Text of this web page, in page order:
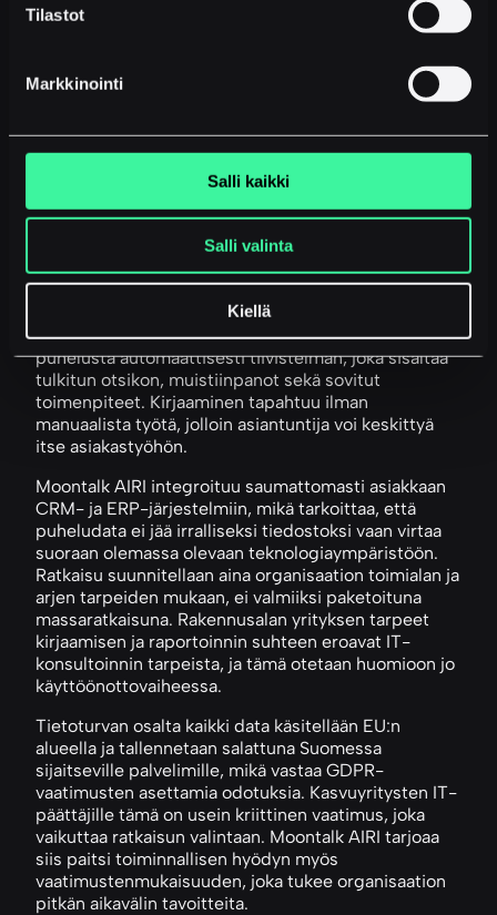
Tilastot
Markkinointi
Salli kaikki
Salli valinta
Kiellä
johtamisen kannalta oleellisia tietoja
, jotka syntyvät
Miten Moontalk AIRI
automatisoi
puhelumuistiinpanot
Moontalk AIRI on tekoälypohjainen assistentti, joka
on suunniteltu vastaamaan juuri niihin haasteisiin,
joita kasvuyritykset kohtaavat puhelukirjaamisessa ja
tiedolla johtamisessa. Palvelu muodostaa jokaisesta
puhelusta automaattisesti tiivistelmän, joka sisältää
tulkitun otsikon, muistiinpanot sekä sovitut
toimenpiteet. Kirjaaminen tapahtuu ilman
manuaalista työtä, jolloin asiantuntija voi keskittyä
itse asiakastyöhön.
Moontalk AIRI integroituu saumattomasti asiakkaan
CRM- ja ERP-järjestelmiin, mikä tarkoittaa, että
puheludata ei jää irralliseksi tiedostoksi vaan virtaa
suoraan olemassa olevaan teknologiaympäristöön.
Ratkaisu suunnitellaan aina organisaation toimialan ja
arjen tarpeiden mukaan, ei valmiiksi paketoituna
massaratkaisuna. Rakennusalan yrityksen tarpeet
kirjaamisen ja raportoinnin suhteen eroavat IT-
konsultoinnin tarpeista, ja tämä otetaan huomioon jo
käyttöönottovaiheessa.
Tietoturvan osalta kaikki data käsitellään EU:n
alueella ja tallennetaan salattuna Suomessa
sijaitseville palvelimille, mikä vastaa GDPR-
vaatimusten asettamia odotuksia. Kasvuyritysten IT-
päättäjille tämä on usein kriittinen vaatimus, joka
vaikuttaa ratkaisun valintaan. Moontalk AIRI tarjoaa
siis paitsi toiminnallisen hyödyn myös
vaatimustenmukaisuuden, joka tukee organisaation
pitkän aikavälin tavoitteita.